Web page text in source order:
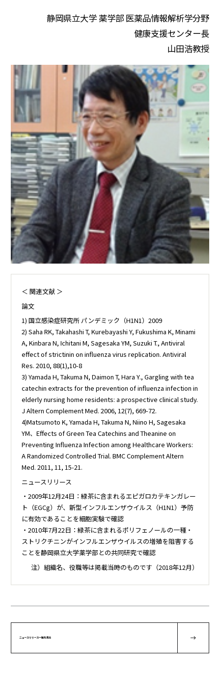
静岡県立大学 薬学部 医薬品情報解析学分野
健康支援センター長
山田浩教授
＜ 関連文献 ＞
論文
1) 国立感染症研究所 パンデミック（H1N1）2009
2) Saha RK, Takahashi T, Kurebayashi Y, Fukushima K, Minami
A, Kinbara N, Ichitani M, Sagesaka YM, Suzuki T., Antiviral
effect of strictinin on influenza virus replication. Antiviral
Res. 2010, 88(1),10-8
3) Yamada H, Takuma N, Daimon T, Hara Y., Gargling with tea
catechin extracts for the prevention of influenza infection in
elderly nursing home residents: a prospective clinical study.
J Altern Complement Med. 2006, 12(7), 669-72.
4)Matsumoto K, Yamada H, Takuma N, Niino H, Sagesaka
YM、Effects of Green Tea Catechins and Theanine on
Preventing Influenza Infection among Healthcare Workers:
A Randomized Controlled Trial. BMC Complement Altern
Med. 2011, 11, 15-21.
ニュースリリース
・2009年12月24日：緑茶に含まれるエピガロカテキンガレー
ト（EGCg）が、新型インフルエンザウイルス（H1N1）予防
に有効であることを細胞実験で確認
・2010年7月22日：緑茶に含まれるポリフェノールの一種・
ストリクチニンがインフルエンザウイルスの増殖を阻害する
ことを静岡県立大学薬学部との共同研究で確認
注）組織名、役職等は掲載当時のものです（2018年12月）
ニュースリリース一覧を見る